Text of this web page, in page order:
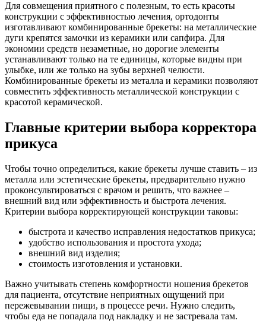
Для совмещения приятного с полезным, то есть красоты
конструкции с эффективностью лечения, ортодонты
изготавливают комбинированные брекеты: на металлические
дуги крепятся замочки из керамики или сапфира. Для
экономии средств незаметные, но дорогие элементы
устанавливают только на те единицы, которые видны при
улыбке, или же только на зубы верхней челюсти.
Комбинированные брекеты из металла и керамики позволяют
совместить эффективность металлической конструкции с
красотой керамической.
Главные критерии выбора корректора
прикуса
Чтобы точно определиться, какие брекеты лучше ставить – из
металла или эстетические брекеты, предварительно нужно
проконсультироваться с врачом и решить, что важнее –
внешний вид или эффективность и быстрота лечения.
Критерии выбора корректирующей конструкции таковы:
быстрота и качество исправления недостатков прикуса;
удобство использования и простота ухода;
внешний вид изделия;
стоимость изготовления и установки.
Важно учитывать степень комфортности ношения брекетов
для пациента, отсутствие неприятных ощущений при
пережевывании пищи, в процессе речи. Нужно следить,
чтобы еда не попадала под накладку и не застревала там.